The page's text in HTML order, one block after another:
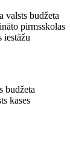
valsts budžeta
pirmsskolas
iestāžu
budžeta
kases